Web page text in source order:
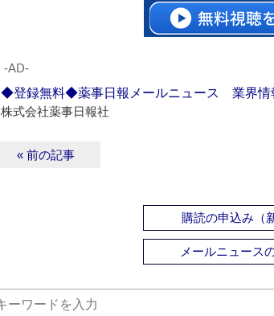
‐AD‐
◆登録無料◆薬事日報メールニュース 業界情
株式会社薬事日報社
« 前の記事
購読の申込み（
メールニュース